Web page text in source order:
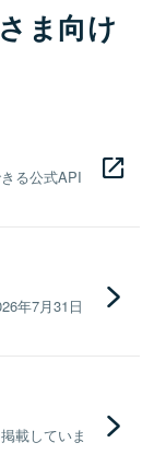
ま向け
る公式API
年7月31日
載していま